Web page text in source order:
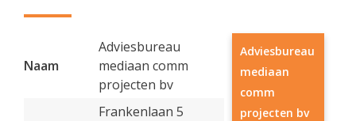
Naam
Adviesbureau
mediaan comm
projecten bv
Frankenlaan 5
Adviesbureau
mediaan
comm
projecten bv